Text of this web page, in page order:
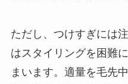
ただし、つけすぎには
はスタイリングを困難
まいます。適量を毛先